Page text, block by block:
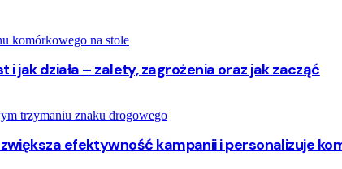
jak działa – zalety, zagrożenia oraz jak zacząć
efektywność kampanii i personalizuje